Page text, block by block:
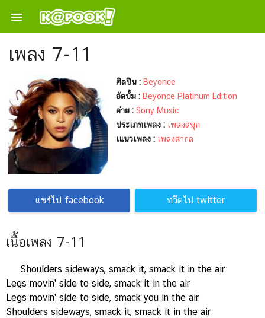

เพลง 7-11
ศิลปิน : Beyonce
อัลบั้ม : Beyonce Platinum Edition
ค่าย : Sony Music
ประเภทเพลง : เพลงสนุก
เแนวเพลง : เพลงสากล
แชร์ไป facebook ทวีตไป twitter
เนื้อเพลง 7-11
Shoulders sideways, smack it, smack it in the air
Legs movin' side to side, smack it in the air
Legs movin' side to side, smack you in the air
Shoulders sideways, smack it, smack it in the air